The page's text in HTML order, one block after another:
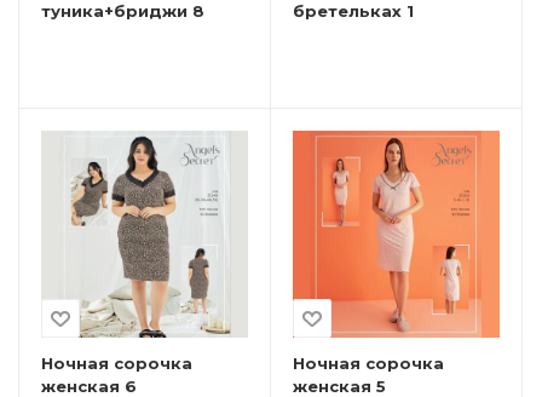
туника+бриджи 8
бретельках 1
Ночная сорочка
женская 6
Ночная сорочка
женская 5